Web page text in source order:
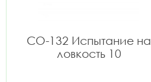
СО-132 Испытание на
ловкость 10